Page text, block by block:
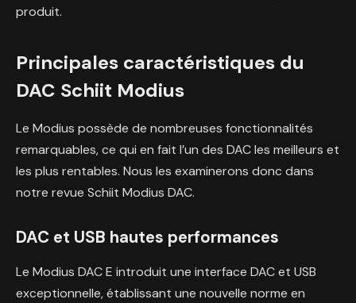
produit.
Principales caractéristiques du
DAC Schiit Modius
Le Modius possède de nombreuses fonctionnalités
remarquables, ce qui en fait l’un des DAC les meilleurs et
les plus rentables. Nous les examinerons donc dans
notre revue Schiit Modius DAC.
DAC et USB hautes performances
Le Modius DAC E introduit une interface DAC et USB
exceptionnelle, établissant une nouvelle norme en